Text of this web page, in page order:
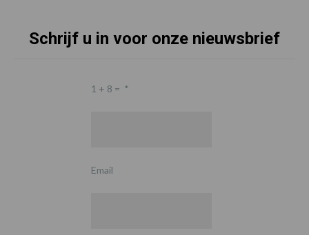
Schrijf u in voor onze nieuwsbrief
1 + 8 = *
Email